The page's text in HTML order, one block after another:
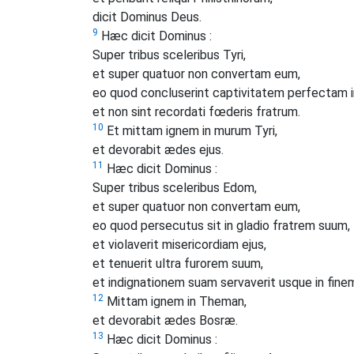
dicit Dominus Deus.
9 Hæc dicit Dominus :
Super tribus sceleribus Tyri,
et super quatuor non convertam eum,
eo quod concluserint captivitatem perfectam
et non sint recordati fœderis fratrum.
10 Et mittam ignem in murum Tyri,
et devorabit ædes ejus.
11 Hæc dicit Dominus :
Super tribus sceleribus Edom,
et super quatuor non convertam eum,
eo quod persecutus sit in gladio fratrem suum,
et violaverit misericordiam ejus,
et tenuerit ultra furorem suum,
et indignationem suam servaverit usque in
12 Mittam ignem in Theman,
et devorabit ædes Bosræ.
13 Hæc dicit Dominus :